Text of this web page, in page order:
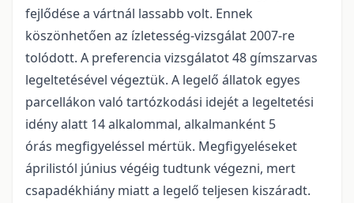
fejlődése a vártnál lassabb volt. Ennek
köszönhetően az ízletesség-vizsgálat 2007-re
tolódott. A preferencia vizsgálatot 48 gímszarvas
legeltetésével végeztük. A legelő állatok egyes
parcellákon való tartózkodási idejét a legeltetési
idény alatt 14 alkalommal, alkalmanként 5
órás megfigyeléssel mértük. Megfigyeléseket
áprilistól június végéig tudtunk végezni, mert
csapadékhiány miatt a legelő teljesen kiszáradt.